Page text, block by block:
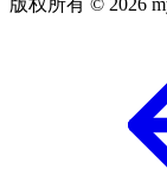
版权所有 © 2026